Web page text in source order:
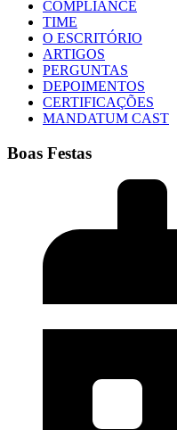
COMPLIANCE
TIME
O ESCRITÓRIO
ARTIGOS
PERGUNTAS
DEPOIMENTOS
CERTIFICAÇÕES
MANDATUM CAST
Boas Festas